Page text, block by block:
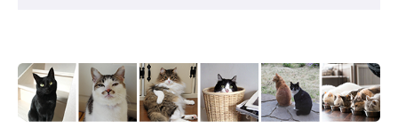
こたつを出している時期はたまに、2匹がくっついて寝ている“激
レア”な場面に遭遇できます」